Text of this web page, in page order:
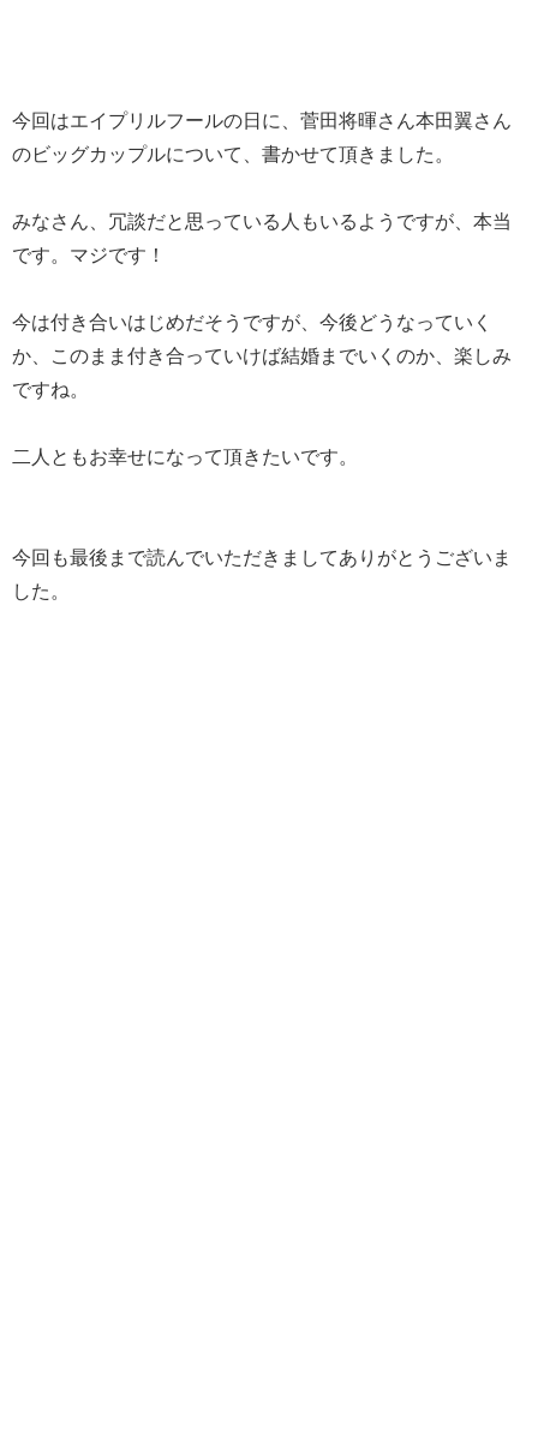
今回はエイプリルフールの日に、菅田将暉さん本田翼さん
のビッグカップルについて、書かせて頂きました。
みなさん、冗談だと思っている人もいるようですが、本当
です。マジです！
今は付き合いはじめだそうですが、今後どうなっていく
か、このまま付き合っていけば結婚までいくのか、楽しみ
ですね。
二人ともお幸せになって頂きたいです。
今回も最後まで読んでいただきましてありがとうございま
した。